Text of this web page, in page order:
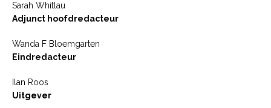
Sarah Whitlau
Adjunct hoofdredacteur
Wanda F Bloemgarten
Eindredacteur
Ilan Roos
Uitgever